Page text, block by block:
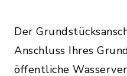
Der
Anschluss Ihres
öffentliche